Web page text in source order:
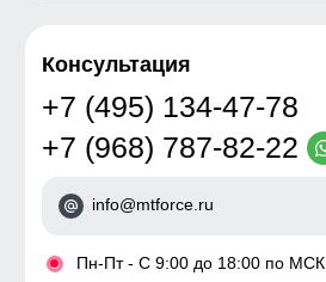
Консультация
+7 (495) 134-47-78
+7 (968) 787-82-22
info@mtforce.ru
• Пн-Пт - С 9:00 до 18:00 по МСК